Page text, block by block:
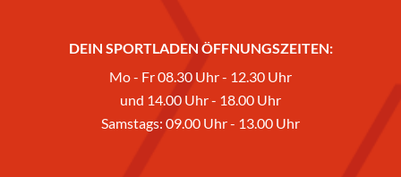
DEIN SPORTLADEN ÖFFNUNGSZEITEN:
Mo - Fr 08.30 Uhr - 12.30 Uhr
und 14.00 Uhr - 18.00 Uhr
Samstags: 09.00 Uhr - 13.00 Uhr